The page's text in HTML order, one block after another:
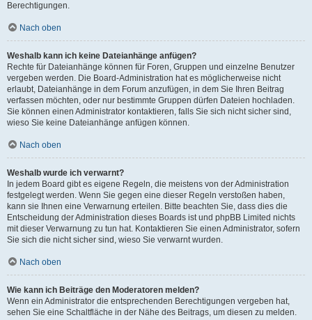
Berechtigungen.
Nach oben
Weshalb kann ich keine Dateianhänge anfügen?
Rechte für Dateianhänge können für Foren, Gruppen und einzelne Benutzer
vergeben werden. Die Board-Administration hat es möglicherweise nicht
erlaubt, Dateianhänge in dem Forum anzufügen, in dem Sie Ihren Beitrag
verfassen möchten, oder nur bestimmte Gruppen dürfen Dateien hochladen.
Sie können einen Administrator kontaktieren, falls Sie sich nicht sicher sind,
wieso Sie keine Dateianhänge anfügen können.
Nach oben
Weshalb wurde ich verwarnt?
In jedem Board gibt es eigene Regeln, die meistens von der Administration
festgelegt werden. Wenn Sie gegen eine dieser Regeln verstoßen haben,
kann sie Ihnen eine Verwarnung erteilen. Bitte beachten Sie, dass dies die
Entscheidung der Administration dieses Boards ist und phpBB Limited nichts
mit dieser Verwarnung zu tun hat. Kontaktieren Sie einen Administrator, sofern
Sie sich die nicht sicher sind, wieso Sie verwarnt wurden.
Nach oben
Wie kann ich Beiträge den Moderatoren melden?
Wenn ein Administrator die entsprechenden Berechtigungen vergeben hat,
sehen Sie eine Schaltfläche in der Nähe des Beitrags, um diesen zu melden.